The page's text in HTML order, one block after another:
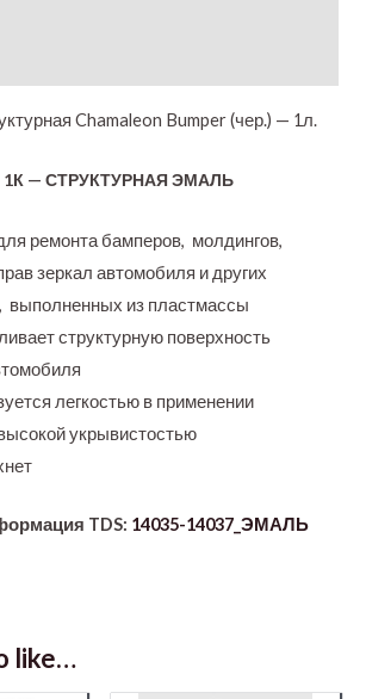
Chamaleon Bumper (чер.) — 1л.
1К — СТРУКТУРНАЯ ЭМАЛЬ
ремонта бамперов, молдингов,
зеркал автомобиля и других
выполненных из пластмассы
структурную поверхность
легкостью в применении
укрывистостью
TDS: 14035-14037_ЭМАЛЬ
like…